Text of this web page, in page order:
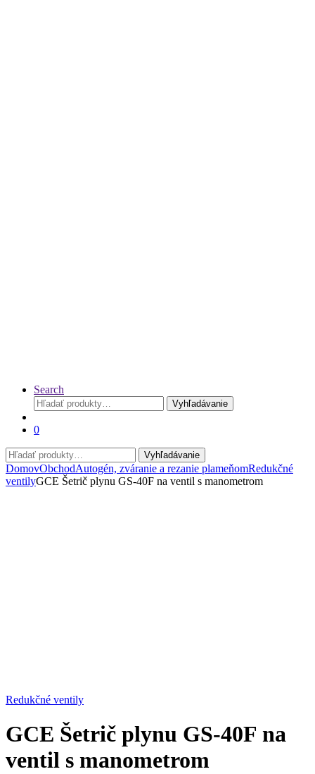
Search
Hľadať:
Vyhľadávanie
0
Hľadať:
Vyhľadávanie
DomovObchodAutogén, zváranie a rezanie plameňomRedukčné
ventilyGCE Šetrič plynu GS-40F na ventil s manometrom
Redukčné ventily
GCE Šetrič plynu GS-40F na
ventil s manometrom